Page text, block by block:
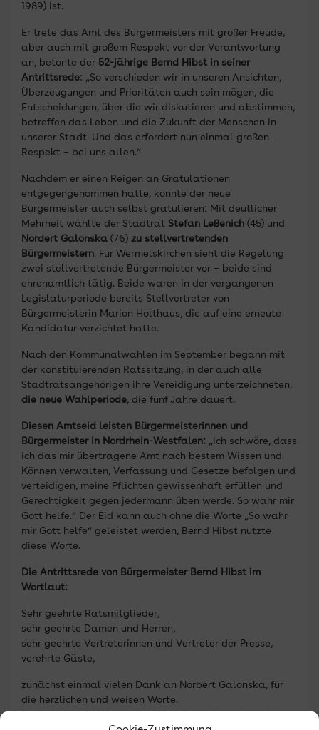
1989) ist.
Er trete das Amt des Bürgermeisters mit großer Freude,
aber auch mit großem Respekt vor der Verantwortung
an, betonte der 52-jährige Bernd Hibst in seiner
Antrittsrede: „So verschieden wir in unseren Ansichten,
Überzeugungen und Prioritäten auch sein mögen, die
Entscheidungen, über die wir diskutieren und abstimmen,
betreffen das Leben und die Zukunft der Menschen in
unserer Stadt. Und das erfordert nun einmal großen
Respekt – bei uns allen.“
Nachdem er einen Reigen an Gratulationen
entgegengenommen hatte, konnte der neue
Bürgermeister auch selbst gratulieren: Mit deutlicher
Mehrheit wählte der Stadtrat Stefan Leßenich (45) und
Nordert Galonska (76) zu stellvertretenden
Bürgermeistern. Für Wermelskirchen sieht die Regelung
zwei stellvertretende Bürgermeister vor – beide sind
ehrenamtlich tätig. Beide waren in der vergangenen
Legislaturperiode bereits Stellvertreter von
Bürgermeisterin Marion Holthaus, die auf eine erneute
Kandidatur verzichtet hatte.
Nach den Kommunalwahlen im September begann mit
der konstituierenden Ratssitzung, in der auch alle
Stadtratsangehörigen ihre Vereidigung unterzeichneten,
die neue Wahlperiode, die fünf Jahre dauert.
Diesen Amtseid leisten Bürgermeisterinnen und
Bürgermeister in Nordrhein-Westfalen: „Ich schwöre, dass
ich das mir übertragene Amt nach bestem Wissen und
Können verwalten, Verfassung und Gesetze befolgen und
verteidigen, meine Pflichten gewissenhaft erfüllen und
Gerechtigkeit gegen jedermann üben werde. So wahr mir
Gott helfe.“ Der Eid kann auch ohne die Worte „So wahr
mir Gott helfe“ geleistet werden, Bernd Hibst nutzte
diese Worte.
Die Antrittsrede von Bürgermeister Bernd Hibst im
Wortlaut:
Sehr geehrte Ratsmitglieder,
sehr geehrte Damen und Herren,
sehr geehrte Vertreterinnen und Vertreter der Presse,
verehrte Gäste,
zunächst einmal vielen Dank an Norbert Galonska, für
die herzlichen und weisen Worte.
Ich möchte mich aber auch bei all denjenigen herzlich